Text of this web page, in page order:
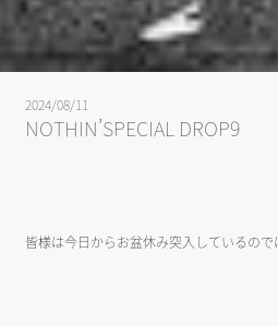
2024/08/11
NOTHIN’SPECIAL DROP9
皆様は今日からお盆休み突入しているので